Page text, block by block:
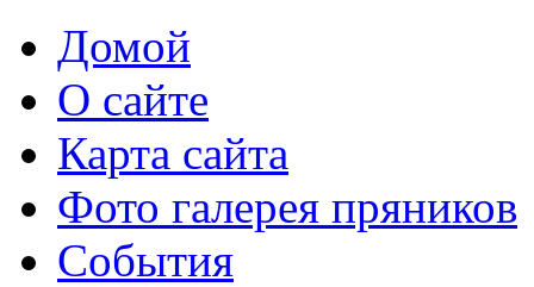
Домой
О сайте
Карта сайта
Фото галерея пряников
События